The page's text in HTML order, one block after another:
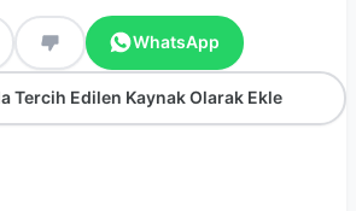
WhatsApp
Tercih Edilen Kaynak Olarak Ekle